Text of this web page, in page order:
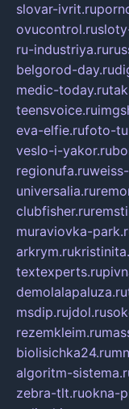
slovar-ivrit.ru
ovucontrol.ru
ru-industriya.ru
belgorod-day.ru
medic-today.ru
teensvoice.ru
eva-elfie.rufoto-
veslo-i-yakor.ru
regionufa.ru
universalia.ru
clubfisher.ru
muraviovka-
arkrym.ru
textexperts.ru
demolalapaluza.ru
msdip.rujdol.ru
rezemkleim.ru
biolisichka24.ru
algoritm-
zebra-tlt.ruokna-